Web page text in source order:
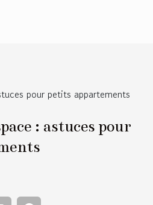
pour petits appartements
: astuces pour